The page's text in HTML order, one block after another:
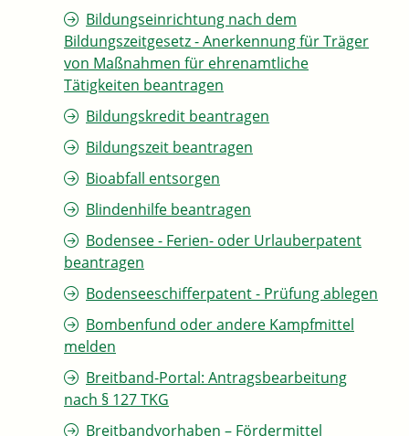
Bildungseinrichtung nach dem
Bildungszeitgesetz - Anerkennung für Träger
von Maßnahmen für ehrenamtliche
Tätigkeiten beantragen
Bildungskredit beantragen
Bildungszeit beantragen
Bioabfall entsorgen
Blindenhilfe beantragen
Bodensee - Ferien- oder Urlauberpatent
beantragen
Bodenseeschifferpatent - Prüfung ablegen
Bombenfund oder andere Kampfmittel
melden
Breitband-Portal: Antragsbearbeitung
nach § 127 TKG
Breitbandvorhaben – Fördermittel